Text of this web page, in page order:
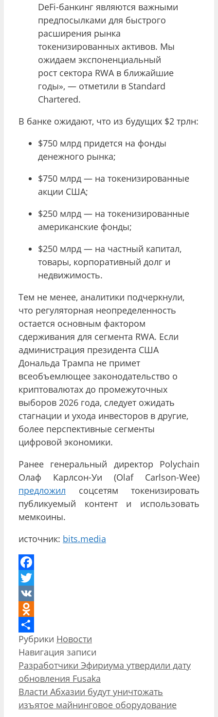
DeFi-банкинг являются важными
предпосылками для быстрого
расширения рынка
токенизированных активов. Мы
ожидаем экспоненциальный
рост сектора RWA в ближайшие
годы», — отметили в Standard
Chartered.
В банке ожидают, что из будущих $2 трлн:
$750 млрд придется на фонды
денежного рынка;
$750 млрд — на токенизированные
акции США;
$250 млрд — на токенизированные
американские фонды;
$250 млрд — на частный капитал,
товары, корпоративный долг и
недвижимость.
Тем не менее, аналитики подчеркнули,
что регуляторная неопределенность
остается основным фактором
сдерживания для сегмента RWA. Если
администрация президента США
Дональда Трампа не примет
всеобъемлющее законодательство о
криптовалютах до промежуточных
выборов 2026 года, следует ожидать
стагнации и ухода инвесторов в другие,
более перспективные сегменты
цифровой экономики.
Ранее генеральный директор Polychain
Олаф Карлсон-Уи (Olaf Carlson-Wee)
предложил соцсетям токенизировать
публикуемый контент и использовать
мемкоины.
источник: bits.media
Facebook
Twitter
VK
Odnoklassniki
Отправить
Рубрики Новости
Навигация записи
Разработчики Эфириума утвердили дату
обновления Fusaka
Власти Абхазии будут уничтожать
изъятое майнинговое оборудование